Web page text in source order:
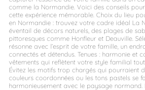
comme la Normandie. Voici des conseils
cette expérience mémorable. Choix du lieu
en Normandie : trouvez votre cadre idéal La
éventail de décors naturels, des plages de
pittoresques comme Honfleur et Deauville.
résonne avec l’esprit de votre famille, un
connectés et détendus. Tenues : harmonie et
vêtements qui reflètent votre style familial
Évitez les motifs trop chargés qui pourraient
couleurs coordonnées ou les tons pastels se
harmonieusement avec le paysage normand.